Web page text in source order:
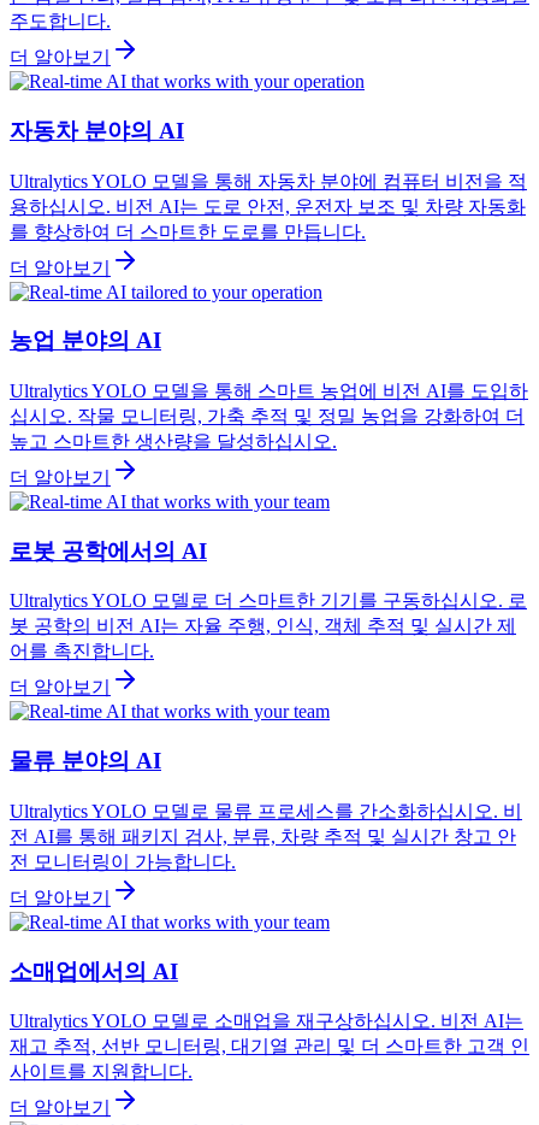
주도합니다.
더 알아보기
자동차 분야의 AI
Ultralytics YOLO 모델을 통해 자동차 분야에 컴퓨터 비전을 적
용하십시오. 비전 AI는 도로 안전, 운전자 보조 및 차량 자동화
를 향상하여 더 스마트한 도로를 만듭니다.
더 알아보기
농업 분야의 AI
Ultralytics YOLO 모델을 통해 스마트 농업에 비전 AI를 도입하
십시오. 작물 모니터링, 가축 추적 및 정밀 농업을 강화하여 더
높고 스마트한 생산량을 달성하십시오.
더 알아보기
로봇 공학에서의 AI
Ultralytics YOLO 모델로 더 스마트한 기기를 구동하십시오. 로
봇 공학의 비전 AI는 자율 주행, 인식, 객체 추적 및 실시간 제
어를 촉진합니다.
더 알아보기
물류 분야의 AI
Ultralytics YOLO 모델로 물류 프로세스를 간소화하십시오. 비
전 AI를 통해 패키지 검사, 분류, 차량 추적 및 실시간 창고 안
전 모니터링이 가능합니다.
더 알아보기
소매업에서의 AI
Ultralytics YOLO 모델로 소매업을 재구상하십시오. 비전 AI는
재고 추적, 선반 모니터링, 대기열 관리 및 더 스마트한 고객 인
사이트를 지원합니다.
더 알아보기